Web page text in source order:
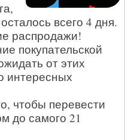
всего 4 дня.
распродажи!
покупательской
от этих
интересных
чтобы перевести
до самого 21